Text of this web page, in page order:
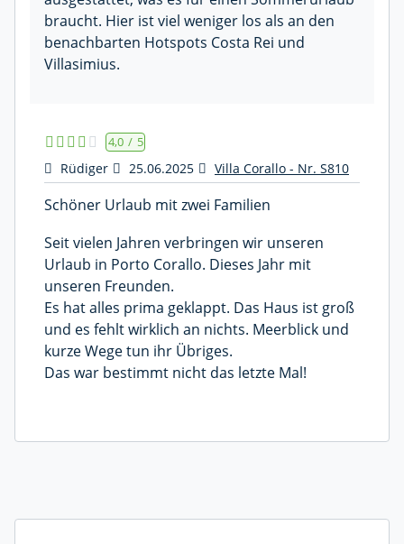
braucht. Hier ist viel weniger los als an den
benachbarten Hotspots Costa Rei und
Villasimius.
4,0 / 5
Rüdiger 25.06.2025 Villa Corallo - Nr. S810
Schöner Urlaub mit zwei Familien
Seit vielen Jahren verbringen wir unseren
Urlaub in Porto Corallo. Dieses Jahr mit
unseren Freunden.
Es hat alles prima geklappt. Das Haus ist groß
und es fehlt wirklich an nichts. Meerblick und
kurze Wege tun ihr Übriges.
Das war bestimmt nicht das letzte Mal!